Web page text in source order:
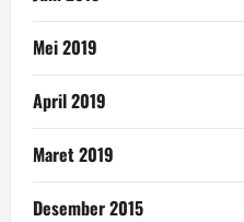
Mei 2019
April 2019
Maret 2019
Desember 2015